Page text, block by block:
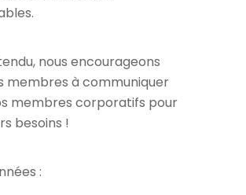
nous encourageons
membres à communiquer
membres corporatifs pour
besoins !
: